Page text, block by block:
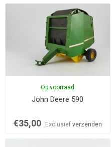
Op voorraad
John Deere 590
€35,00 Exclusief verzenden